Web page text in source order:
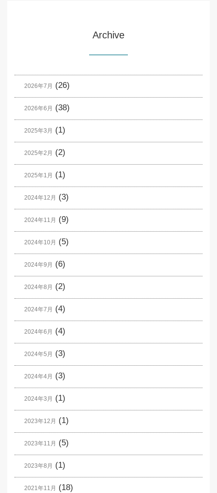
Archive
2026年7月 (26)
2026年6月 (38)
2025年3月 (1)
2025年2月 (2)
2025年1月 (1)
2024年12月 (3)
2024年11月 (9)
2024年10月 (5)
2024年9月 (6)
2024年8月 (2)
2024年7月 (4)
2024年6月 (4)
2024年5月 (3)
2024年4月 (3)
2024年3月 (1)
2023年12月 (1)
2023年11月 (5)
2023年8月 (1)
2021年11月 (18)